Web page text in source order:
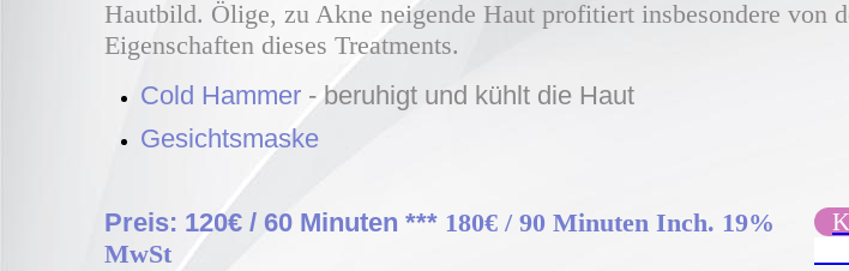
Hautbild. Ölige, zu Akne neigende Haut profitiert insbesondere von
Eigenschaften dieses Treatments.
Cold Hammer - beruhigt und kühlt die Haut
Gesichtsmaske
Preis: 120€ / 60 Minuten *** 180€ / 90 Minuten Inch. 19%
MwSt